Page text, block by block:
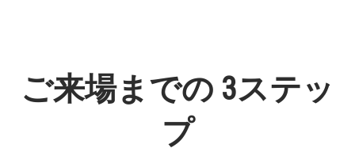
ご来場までの 3ステッ
プ